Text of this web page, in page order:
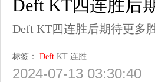
Deft KT四连胜后
Deft KT四连胜后期待更多
标签： Deft KT 连胜
2024-07-13 03:30:40